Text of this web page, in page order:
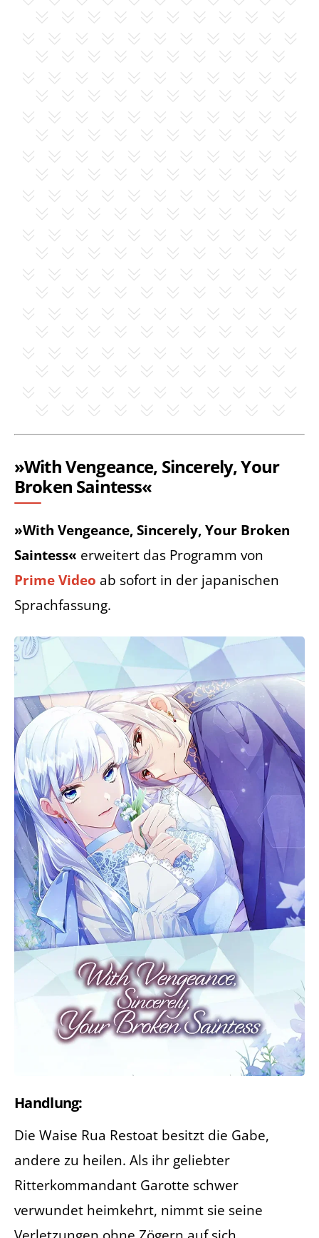
»With Vengeance, Sincerely, Your
Broken Saintess«
»With Vengeance, Sincerely, Your Broken
Saintess« erweitert das Programm von
Prime Video ab sofort in der japanischen
Sprachfassung.
Handlung:
Die Waise Rua Restoat besitzt die Gabe,
andere zu heilen. Als ihr geliebter
Ritterkommandant Garotte schwer
verwundet heimkehrt, nimmt sie seine